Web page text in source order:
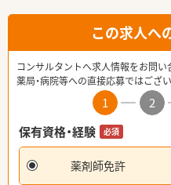
この求人へ
コンサルタントへ求人情報をお問い
薬局・病院等への直接応募ではござ
1 2
保有資格・経験
必須
薬剤師免許